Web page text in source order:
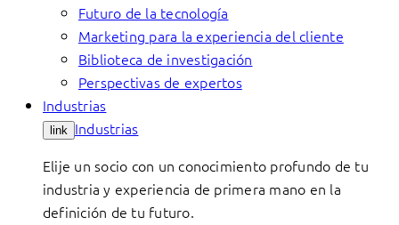
Futuro de la tecnología
Marketing para la experiencia del cliente
Biblioteca de investigación
Perspectivas de expertos
Industrias
link Industrias
Elije un socio con un conocimiento profundo de tu
industria y experiencia de primera mano en la
definición de tu futuro.